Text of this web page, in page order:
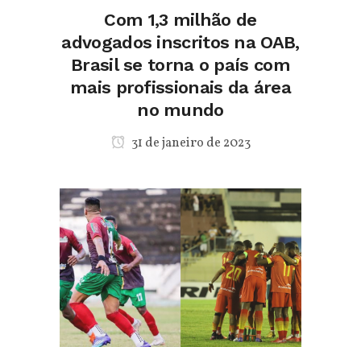
Com 1,3 milhão de
advogados inscritos na OAB,
Brasil se torna o país com
mais profissionais da área
no mundo
31 de janeiro de 2023